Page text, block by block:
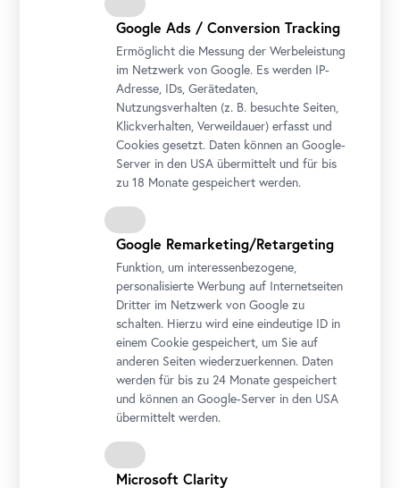
Personen innerhalb der Öffnungszeiten. Sollte Ihre
Gruppe mehr als 20 Personen umfassen, arrangieren wir
weitere Führungen zum jeweils gültigen Tarif. Exkl.
Eintrittstickets.
Für exklusive Abendführungen außerhalb der
Öffnungszeiten kontaktieren Sie bitte unsere
Eventabteilung unter events@belvedere.at.
Für die Führung werden Silent Systems verwendet.
Google Ads / Conversion Tracking
Ermöglicht die Messung der Werbeleistung
im Netzwerk von Google. Es werden IP-
Adresse, IDs, Gerätedaten,
Nutzungsverhalten (z. B. besuchte Seiten,
Klickverhalten, Verweildauer) erfasst und
Cookies gesetzt. Daten können an Google-
Server in den USA übermittelt und für bis
zu 18 Monate gespeichert werden.
Google Remarketing/Retargeting
Funktion, um interessenbezogene,
personalisierte Werbung auf Internetseiten
Dritter im Netzwerk von Google zu
schalten. Hierzu wird eine eindeutige ID in
einem Cookie gespeichert, um Sie auf
anderen Seiten wiederzuerkennen. Daten
werden für bis zu 24 Monate gespeichert
und können an Google-Server in den USA
übermittelt werden.
Microsoft Clarity